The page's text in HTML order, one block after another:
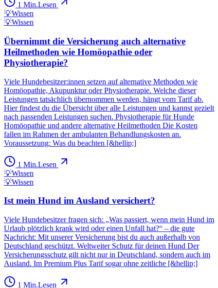
1 Min.Lesen
💡Wissen
💡Wissen
Übernimmt die Versicherung auch alternative
Heilmethoden wie Homöopathie oder
Physiotherapie?
Viele Hundebesitzer:innen setzen auf alternative Methoden wie
Homöopathie, Akupunktur oder Physiotherapie. Welche dieser
Leistungen tatsächlich übernommen werden, hängt vom Tarif ab.
Hier findest du die Übersicht über alle Leistungen und kannst gezielt
nach passenden Leistungen suchen. Physiotherapie für Hunde
Homöopathie und andere alternative Heilmethoden Die Kosten
fallen im Rahmen der ambulanten Behandlungskosten an.
Voraussetzung: Was du beachten [&hellip;]
1 Min.Lesen
💡Wissen
💡Wissen
Ist mein Hund im Ausland versichert?
Viele Hundebesitzer fragen sich: „Was passiert, wenn mein Hund im
Urlaub plötzlich krank wird oder einen Unfall hat?“ – die gute
Nachricht: Mit unserer Versicherung bist du auch außerhalb von
Deutschland geschützt. Weltweiter Schutz für deinen Hund Der
Versicherungsschutz gilt nicht nur in Deutschland, sondern auch im
Ausland. Im Premium Plus Tarif sogar ohne zeitliche [&hellip;]
1 Min.Lesen